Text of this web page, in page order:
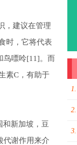
，建议在管理
时，它将代表
鸟嘌呤[11]。而
素C，有助于
新加坡，豆
代谢作用来介
1.
2.
3.